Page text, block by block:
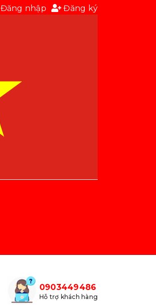
Đăng nhập Đăng ký
0903449486
Hỗ trợ khách hàng